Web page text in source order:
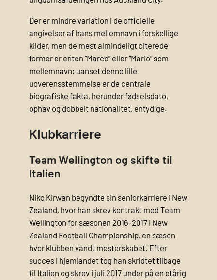
Der er mindre variation i de officielle
angivelser af hans mellemnavn i forskellige
kilder, men de mest almindeligt citerede
former er enten “Marco” eller “Mario” som
mellemnavn; uanset denne lille
uoverensstemmelse er de centrale
biografiske fakta, herunder fødselsdato,
ophav og dobbelt nationalitet, entydige.
Klubkarriere
Team Wellington og skifte til
Italien
Niko Kirwan begyndte sin seniorkarriere i New
Zealand, hvor han skrev kontrakt med Team
Wellington for sæsonen 2016-2017 i New
Zealand Football Championship, en sæson
hvor klubben vandt mesterskabet. Efter
succes i hjemlandet tog han skridtet tilbage
til Italien og skrev i juli 2017 under på en etårig